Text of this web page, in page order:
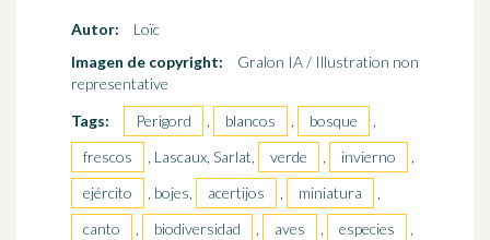
Autor:
Loïc
Imagen de copyright:
Gralon IA / Illustration non
representative
Tags:
Perigord , blancos , bosque
,
frescos
, Lascaux, Sarlat, verde , invierno
,
ejército
, bojes, acertijos , miniatura
,
canto
, biodiversidad , aves , especies
,